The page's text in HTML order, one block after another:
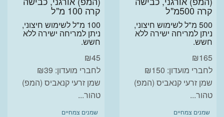
קרה 500מ"ל
500 מ"ל לשימוש חיצוני,
ניתן למריחה ישירה ללא
חשש.
₪165
לחברי מועדון: ₪150
שמן זרעי קנאביס (המפ)
טהור...
שמנים צמחיים
קרה 100 מ"ל
100 מ"ל לשימוש חיצוני,
ניתן למריחה ישירה ללא
חשש.
₪45
לחברי מועדון: ₪39
שמן זרעי קנאביס (המפ)
טהור...
שמנים צמחיים